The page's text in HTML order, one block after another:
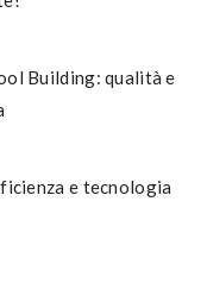
Building: qualità e
e tecnologia